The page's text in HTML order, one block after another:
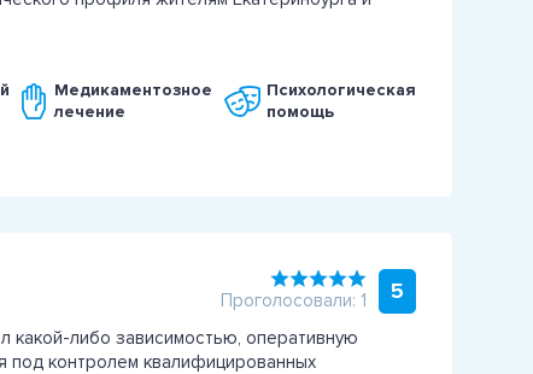
Медикаментозное
лечение
Психологическая
помощь
Проголосовали: 1 5
какой-либо зависимостью, оперативную
под контролем квалифицированных